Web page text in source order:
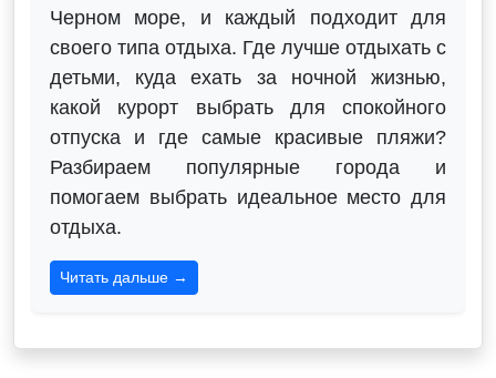
Черном море, и каждый подходит для
своего типа отдыха. Где лучше отдыхать с
детьми, куда ехать за ночной жизнью,
какой курорт выбрать для спокойного
отпуска и где самые красивые пляжи?
Разбираем популярные города и
помогаем выбрать идеальное место для
отдыха.
Читать дальше →